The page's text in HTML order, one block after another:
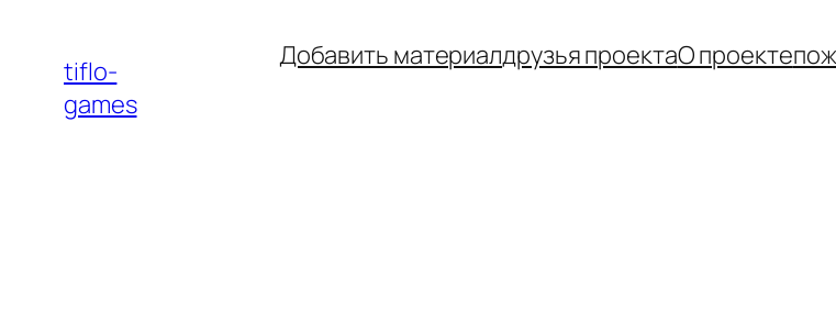
содержимому
tiflo-
games
Добавить материалдрузья проектаО проекте